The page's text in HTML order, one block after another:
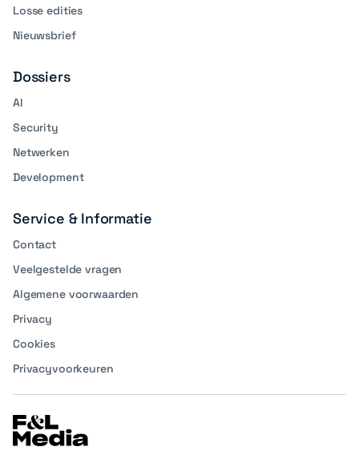
Losse edities
Nieuwsbrief
Dossiers
AI
Security
Netwerken
Development
Service & Informatie
Contact
Veelgestelde vragen
Algemene voorwaarden
Privacy
Cookies
Privacyvoorkeuren